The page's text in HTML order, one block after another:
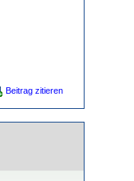
Beitrag zitieren